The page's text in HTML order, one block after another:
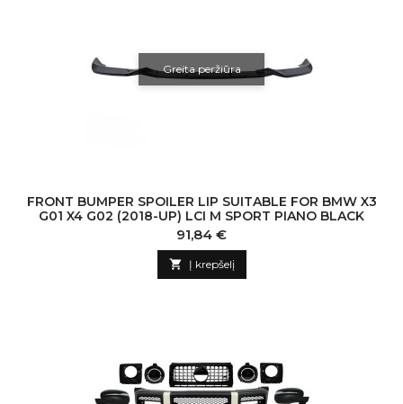
Greita peržiūra
FRONT BUMPER SPOILER LIP SUITABLE FOR BMW X3
G01 X4 G02 (2018-UP) LCI M SPORT PIANO BLACK
Kaina
91,84 €
 Į krepšelį